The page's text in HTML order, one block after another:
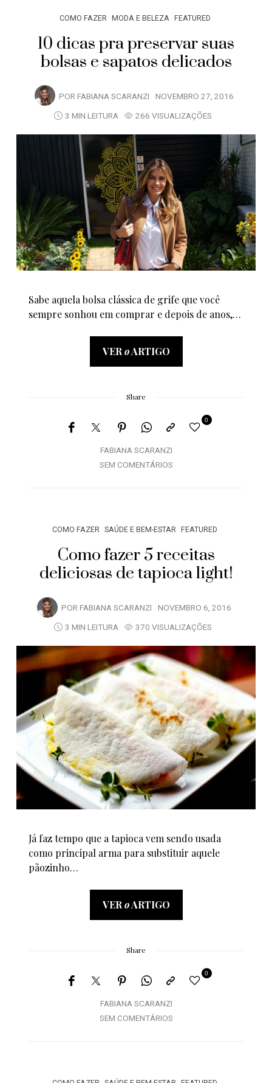
COMO FAZER MODA E BELEZA FEATURED
10 dicas pra preservar suas
bolsas e sapatos delicados
POR FABIANA SCARANZI NOVEMBRO 27, 2016
3 MIN LEITURA
266 VISUALIZAÇÕES
Sabe aquela bolsa clássica de grife que você
sempre sonhou em comprar e depois de anos,…
VER oARTIGO
Share
FABIANA SCARANZI
0
SEM COMENTÁRIOS
COMO FAZER SAÚDE E BEM-ESTAR FEATURED
Como fazer 5 receitas
deliciosas de tapioca light!
POR FABIANA SCARANZI NOVEMBRO 6, 2016
3 MIN LEITURA
370 VISUALIZAÇÕES
Já faz tempo que a tapioca vem sendo usada
como principal arma para substituir aquele
pãozinho…
VER oARTIGO
Share
FABIANA SCARANZI
0
SEM COMENTÁRIOS